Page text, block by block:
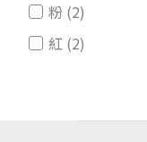
粉 (2)
紅 (2)